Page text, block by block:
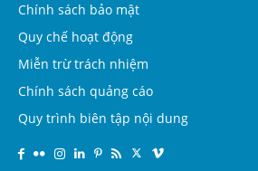
Chính sách bảo mật
Quy chế hoạt động
Miễn trừ trách nhiệm
Chính sách quảng cáo
Quy trình biên tập nội dung